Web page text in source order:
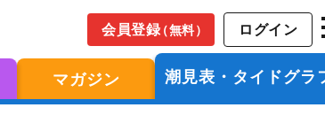
会員登録（無料） ログイン
マガジン 潮見表・タイドグラ